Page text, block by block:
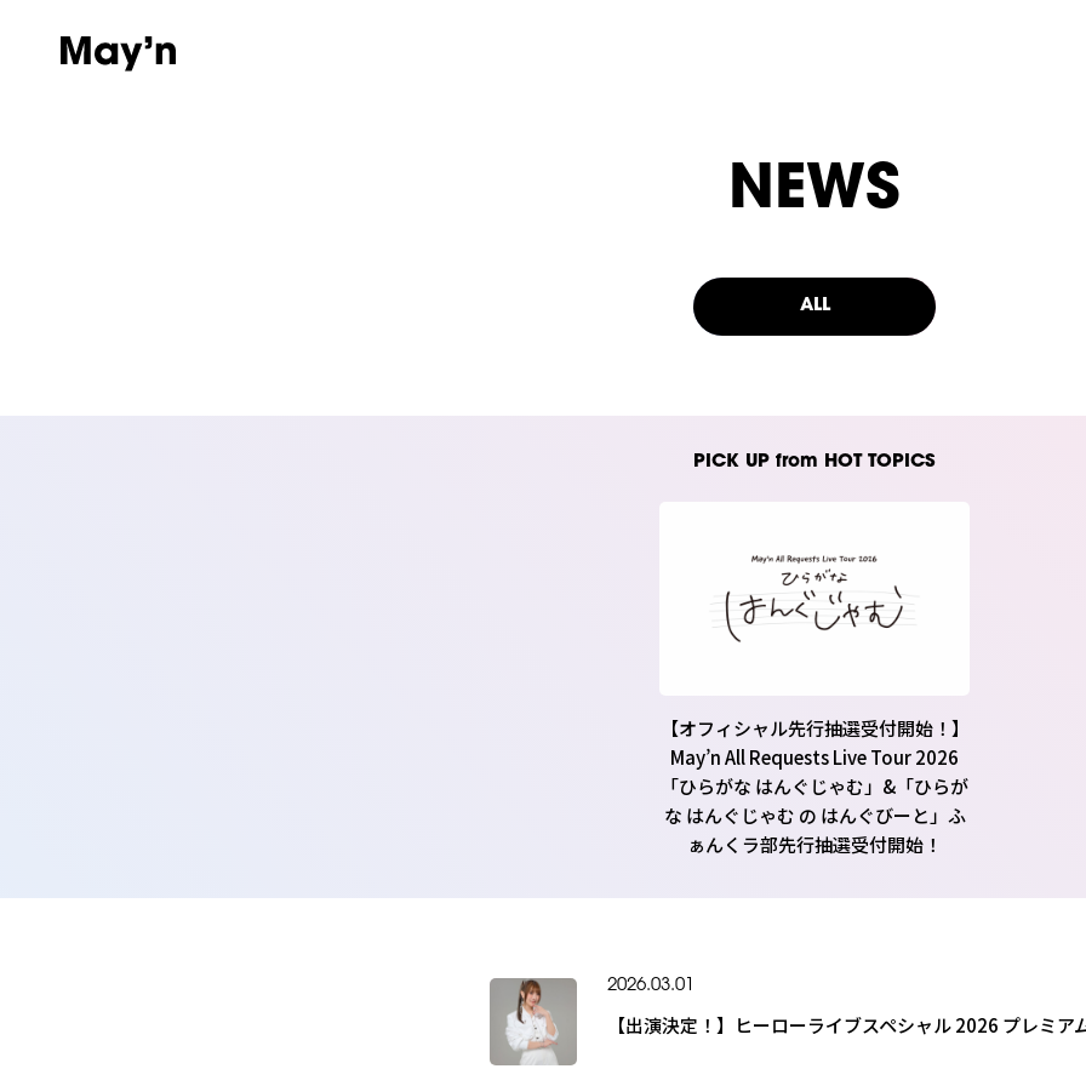
NEWS
ALL
PICK UP from HOT TOPICS
【オフィシャル先行抽選受付開始！】
May’n All Requests Live Tour 2026
「ひらがな はんぐじゃむ」&「ひらが
な はんぐじゃむ の はんぐびーと」ふ
ぁんくラ部先行抽選受付開始！
2026.03.01
【出演決定！】ヒーローライブスペシャル 2026 プレミア